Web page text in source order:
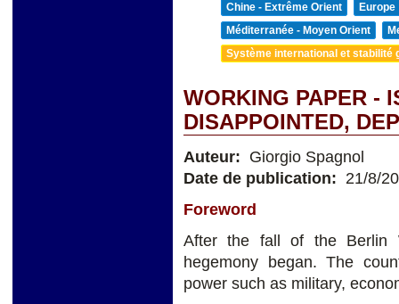
Chine - Extrême Orient
Europe
Méditerranée - Moyen Orient
Système international et stabilité
WORKING PAPER -
DISAPPOINTED,
Auteur: Giorgio Spagnol
Date de publication: 21/8/
Foreword
After the fall of the Berlin
hegemony began. The
power such as military,